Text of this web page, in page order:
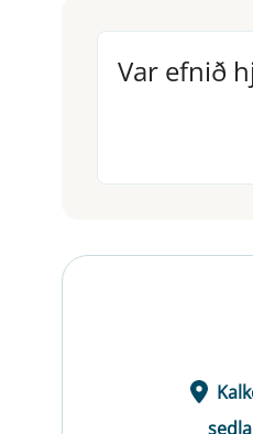
Var efnið
Var efnið